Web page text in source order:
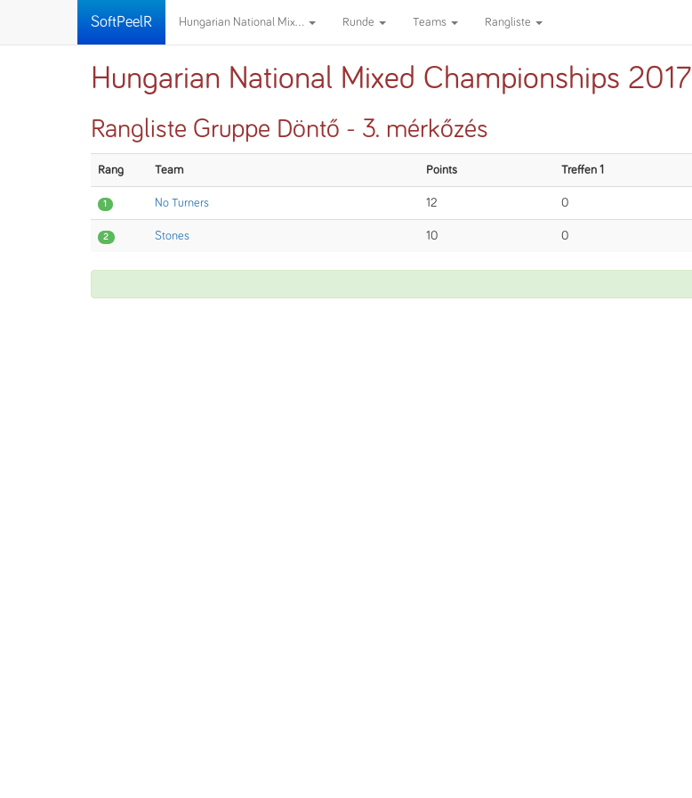
SoftPeelR Hungarian National Mix... Runde Teams Rangliste
Hungarian National Mixed Championships 2017
Rangliste Gruppe Döntő - 3. mérkőzés
Rang Team Points Treffen 1
1 No Turners 12 0
2 Stones 10 0